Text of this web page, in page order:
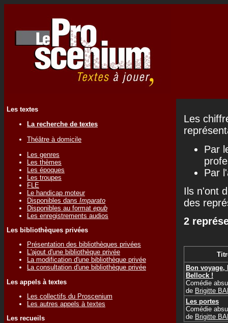
Les textes
La recherche de textes
Théâtre à domicile
Les genres
Les thèmes
Les époques
Les troupes
FLE
Le handicap moteur
Disponibles dans Imparato
Disponibles au format epub
Les enregistrements audios
Les bibliothèques privées
Présentation des bibliothèques privées
L'ajout d'une bibliothèque privée
La modification d'une bibliothèque privée
La consultation d'une bibliothèque privée
Les appels à textes
Les collectifs du Proscenium
Les autres appels à textes
Les recueils
Les
Par
Par
Ils n'ont
des
2
Bon voyage,
Bellock !
Comédie
de Brigitte
Les portes
Comédie
de Brigitte